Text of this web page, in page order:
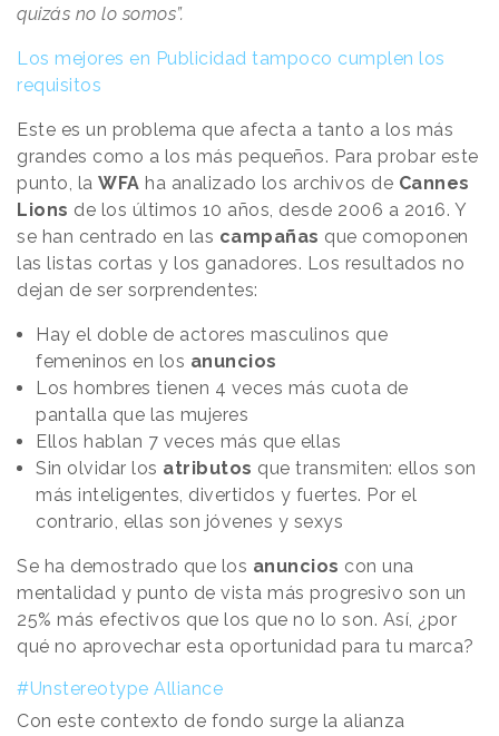
quizás no lo somos”.
Los mejores en Publicidad tampoco cumplen los
requisitos
Este es un problema que afecta a tanto a los más
grandes como a los más pequeños. Para probar este
punto, la WFA ha analizado los archivos de Cannes
Lions de los últimos 10 años, desde 2006 a 2016. Y
se han centrado en las campañas que comoponen
las listas cortas y los ganadores. Los resultados no
dejan de ser sorprendentes:
Hay el doble de actores masculinos que
femeninos en los anuncios
Los hombres tienen 4 veces más cuota de
pantalla que las mujeres
Ellos hablan 7 veces más que ellas
Sin olvidar los atributos que transmiten: ellos son
más inteligentes, divertidos y fuertes. Por el
contrario, ellas son jóvenes y sexys
Se ha demostrado que los anuncios con una
mentalidad y punto de vista más progresivo son un
25% más efectivos que los que no lo son. Así, ¿por
qué no aprovechar esta oportunidad para tu marca?
#Unstereotype Alliance
Con este contexto de fondo surge la alianza